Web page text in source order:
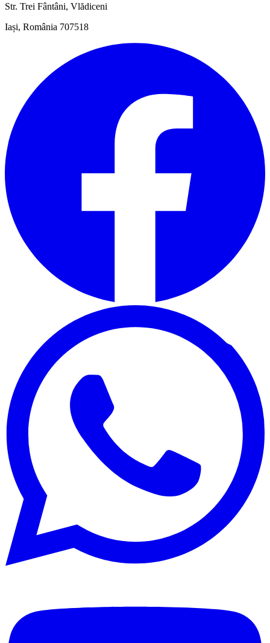
Str. Trei Fântâni, Vlădiceni
Iași, România 707518